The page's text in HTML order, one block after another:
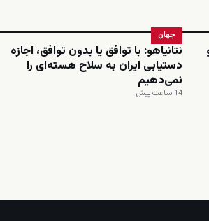
جهان
نتانیاهو: با توافق یا بدون توافق، اجازه
دستیابی ایران به سلاح هسته‌ای را
نمی‌دهیم
14 ساعت پیش